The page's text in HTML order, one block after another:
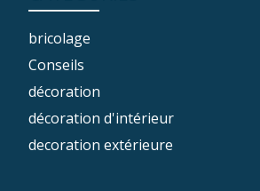
bricolage
Conseils
décoration
décoration d'intérieur
decoration extérieure